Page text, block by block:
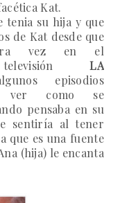
Kat.
tenia su hija y que
de Kat desde que
vez en el
LA
episodios
ver como se
pensaba en su
sentiría al tener
que es una fuente
(hija) le encanta